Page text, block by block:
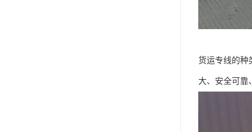
货运专线的种
大、安全可靠